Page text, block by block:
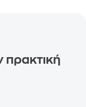
πρακτική